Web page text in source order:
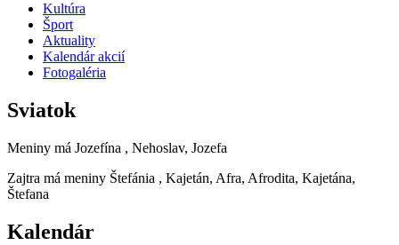
Kultúra
Šport
Aktuality
Kalendár akcií
Fotogaléria
Sviatok
Meniny má Jozefína , Nehoslav, Jozefa
Zajtra má meniny Štefánia , Kajetán, Afra, Afrodita, Kajetána,
Štefana
Kalendár